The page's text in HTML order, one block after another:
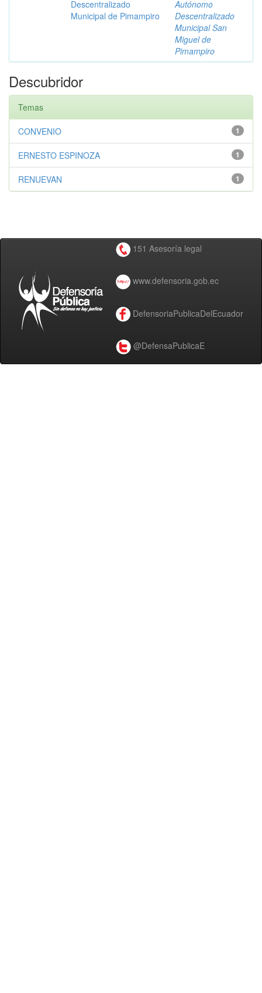
Descentralizado
Municipal de Pimampiro
Autónomo
Descentralizado
Municipal San
Miguel de
Pimampiro
Descubridor
Temas
1
CONVENIO
1
ERNESTO ESPINOZA
1
RENUEVAN
151 Asesoría legal
www.defensoria.gob.ec
DefensoriaPublicaDelEcuador
@DefensaPublicaE